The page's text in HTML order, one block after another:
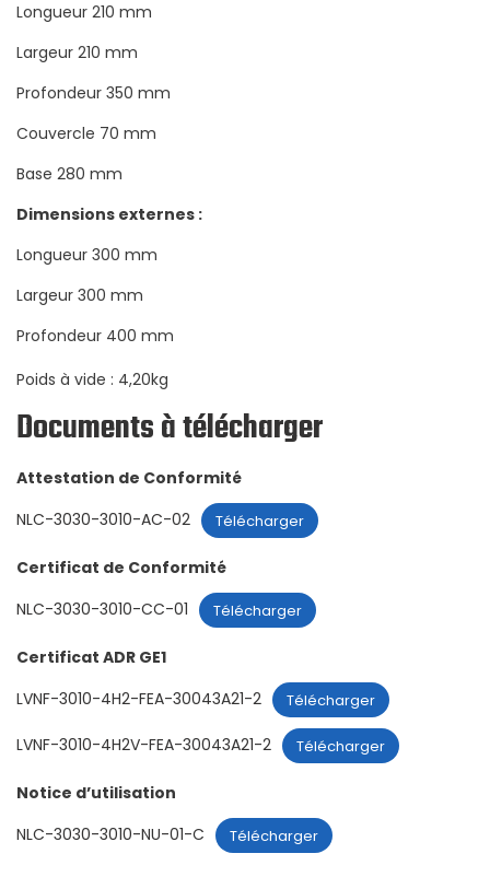
Longueur 210 mm
Largeur 210 mm
Profondeur 350 mm
Couvercle 70 mm
Base 280 mm
Dimensions externes :
Longueur 300 mm
Largeur 300 mm
Profondeur 400 mm
Poids à vide : 4,20kg
Documents à télécharger
Attestation de Conformité
NLC-3030-3010-AC-02
Télécharger
Certificat de Conformité
NLC-3030-3010-CC-01
Télécharger
Certificat ADR GE1
LVNF-3010-4H2-FEA-30043A21-2
Télécharger
LVNF-3010-4H2V-FEA-30043A21-2 Télécharger
Notice d’utilisation
NLC-3030-3010-NU-01-C
Télécharger